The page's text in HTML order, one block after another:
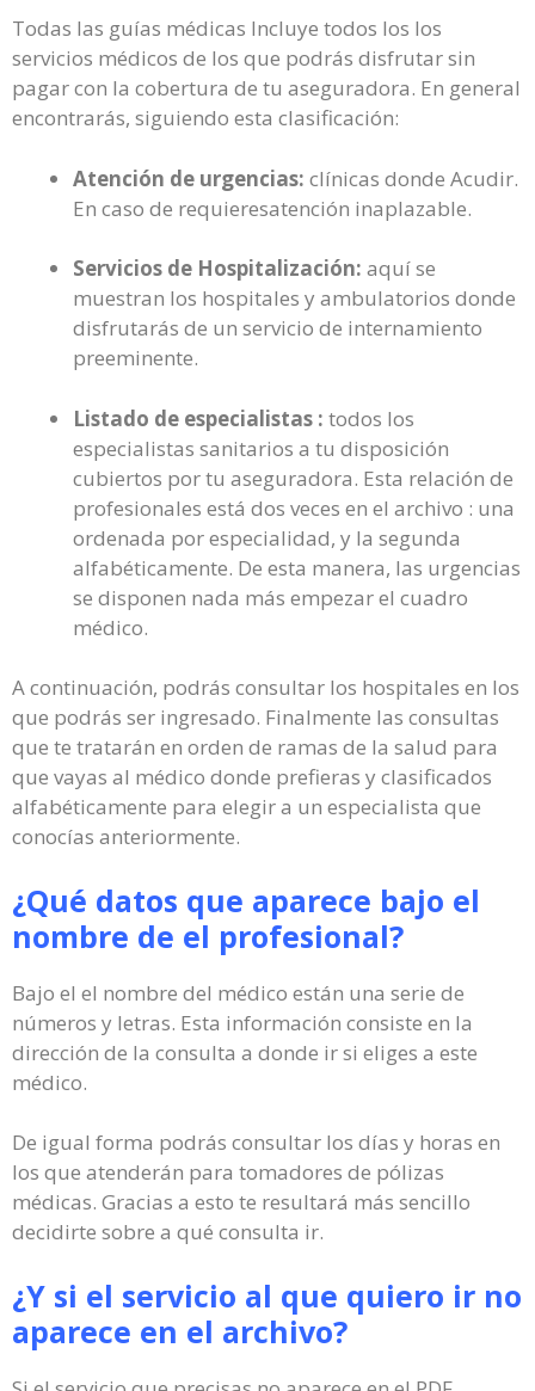
Todas las guías médicas Incluye todos los los
servicios médicos de los que podrás disfrutar sin
pagar con la cobertura de tu aseguradora. En general
encontrarás, siguiendo esta clasificación:
Atención de urgencias: clínicas donde Acudir.
En caso de requieresatención inaplazable.
Servicios de Hospitalización: aquí se
muestran los hospitales y ambulatorios donde
disfrutarás de un servicio de internamiento
preeminente.
Listado de especialistas : todos los
especialistas sanitarios a tu disposición
cubiertos por tu aseguradora. Esta relación de
profesionales está dos veces en el archivo : una
ordenada por especialidad, y la segunda
alfabéticamente. De esta manera, las urgencias
se disponen nada más empezar el cuadro
médico.
A continuación, podrás consultar los hospitales en los
que podrás ser ingresado. Finalmente las consultas
que te tratarán en orden de ramas de la salud para
que vayas al médico donde prefieras y clasificados
alfabéticamente para elegir a un especialista que
conocías anteriormente.
¿Qué datos que aparece bajo el
nombre de el profesional?
Bajo el el nombre del médico están una serie de
números y letras. Esta información consiste en la
dirección de la consulta a donde ir si eliges a este
médico.
De igual forma podrás consultar los días y horas en
los que atenderán para tomadores de pólizas
médicas. Gracias a esto te resultará más sencillo
decidirte sobre a qué consulta ir.
¿Y si el servicio al que quiero ir no
aparece en el archivo?